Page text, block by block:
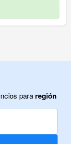
para región